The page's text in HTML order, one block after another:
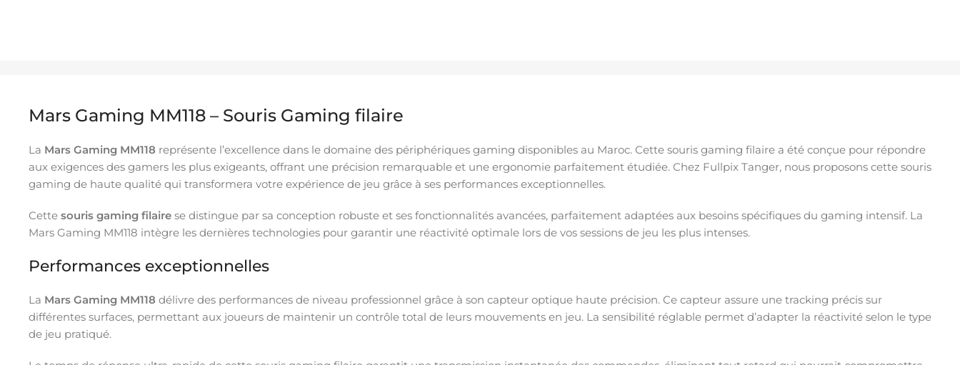
Mars Gaming MM118 – Souris Gaming filaire
La Mars Gaming MM118 représente l’excellence dans le domaine des périphériques gaming disponibles au Maroc. Cette souris gaming filaire a été conçue pour répondre
aux exigences des gamers les plus exigeants, offrant une précision remarquable et une ergonomie parfaitement étudiée. Chez Fullpix Tanger, nous proposons cette souris
gaming de haute qualité qui transformera votre expérience de jeu grâce à ses performances exceptionnelles.
Cette souris gaming filaire se distingue par sa conception robuste et ses fonctionnalités avancées, parfaitement adaptées aux besoins spécifiques du gaming intensif. La
Mars Gaming MM118 intègre les dernières technologies pour garantir une réactivité optimale lors de vos sessions de jeu les plus intenses.
Performances exceptionnelles
La Mars Gaming MM118 délivre des performances de niveau professionnel grâce à son capteur optique haute précision. Ce capteur assure une tracking précis sur
différentes surfaces, permettant aux joueurs de maintenir un contrôle total de leurs mouvements en jeu. La sensibilité réglable permet d’adapter la réactivité selon le type
de jeu pratiqué.